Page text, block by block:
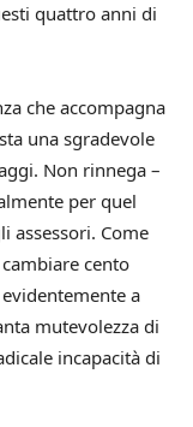
quattro anni di
che accompagna
una sgradevole
Non rinnega –
per quel
assessori. Come
cento
a
mutevolezza di
incapacità di